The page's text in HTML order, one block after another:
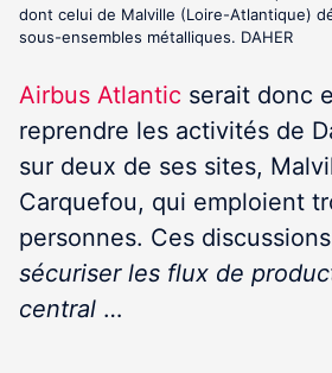
dont celui de Malville (Loire-Atlantique)
sous-ensembles métalliques. DAHER
Airbus Atlantic serait donc
reprendre les activités de
sur deux de ses sites,
Carquefou, qui emploient
personnes. Ces
sécuriser les flux de
central …